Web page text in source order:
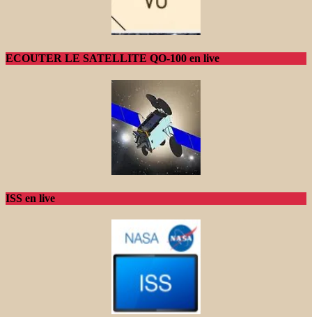
ECOUTER LE SATELLITE QO-100 en live
ISS en live